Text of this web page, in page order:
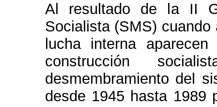
Al resultado de la II
Socialista (SMS)
lucha interna
construcción
desmembramiento del
desde 1945 hasta 1989